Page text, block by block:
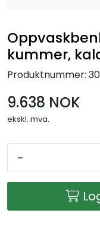
kummer,
Produktnummer:
9.638 NOK
ekskl. mva.
-